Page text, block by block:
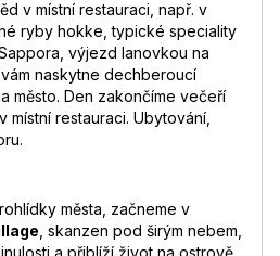
v místní restauraci, např. v
ryby hokke, typické speciality
výjezd lanovkou na
vám naskytne dechberoucí
město. Den zakončíme večeří
restauraci. Ubytování,
města, začneme v
, skanzen pod širým nebem,